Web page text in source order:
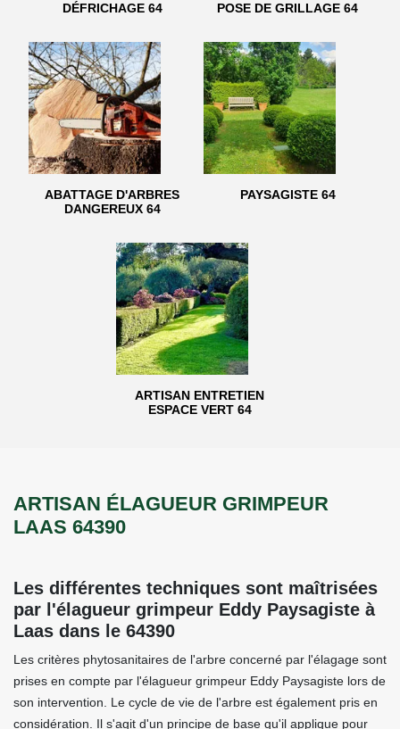
DÉFRICHAGE 64 POSE DE GRILLAGE 64
ABATTAGE D'ARBRES
DANGEREUX 64
PAYSAGISTE 64
ARTISAN ENTRETIEN
ESPACE VERT 64
ARTISAN ÉLAGUEUR GRIMPEUR
LAAS 64390
Les différentes techniques sont maîtrisées
par l'élagueur grimpeur Eddy Paysagiste à
Laas dans le 64390
Les critères phytosanitaires de l'arbre concerné par l'élagage sont
prises en compte par l'élagueur grimpeur Eddy Paysagiste lors de
son intervention. Le cycle de vie de l'arbre est également pris en
considération. Il s'agit d'un principe de base qu'il applique pour